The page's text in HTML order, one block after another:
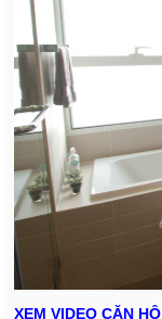
XEM VIDEO CĂN